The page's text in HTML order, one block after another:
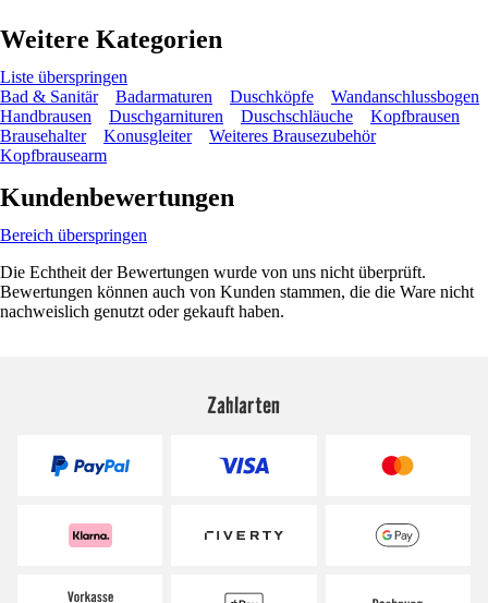
Weitere Kategorien
Liste überspringen
Bad & Sanitär
Badarmaturen Duschköpfe
Wandanschlussbogen
Handbrausen
Duschgarnituren Duschschläuche
Kopfbrausen
Brausehalter
Konusgleiter
Weiteres Brausezubehör
Kopfbrausearm
Kundenbewertungen
Bereich überspringen
Die Echtheit der Bewertungen wurde von uns nicht überprüft.
Bewertungen können auch von Kunden stammen, die die Ware nicht
nachweislich genutzt oder gekauft haben.
Zahlarten